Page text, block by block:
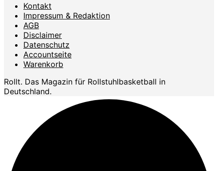
Kontakt
Impressum & Redaktion
AGB
Disclaimer
Datenschutz
Accountseite
Warenkorb
Rollt. Das Magazin für Rollstuhlbasketball in
Deutschland.